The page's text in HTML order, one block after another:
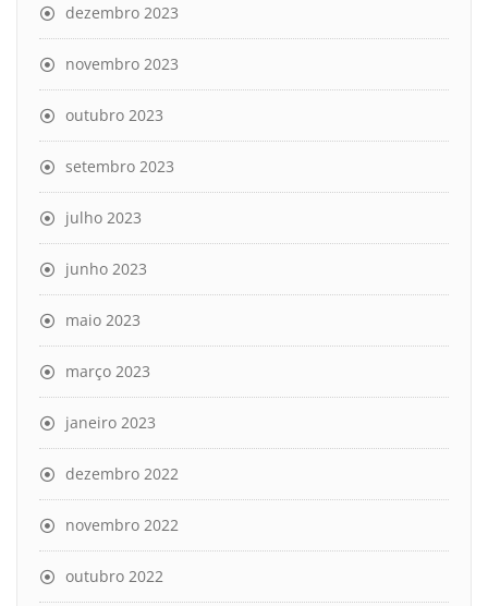
dezembro 2023
novembro 2023
outubro 2023
setembro 2023
julho 2023
junho 2023
maio 2023
março 2023
janeiro 2023
dezembro 2022
novembro 2022
outubro 2022